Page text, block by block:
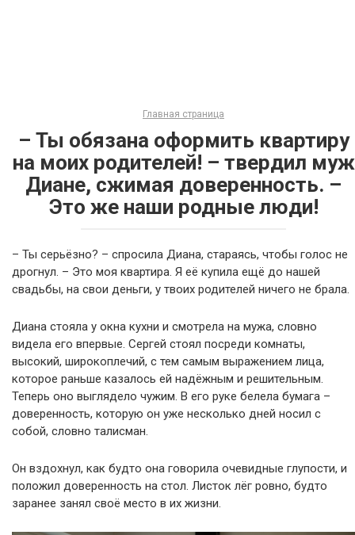
Главная страница
– Ты обязана оформить квартиру
на моих родителей! – твердил муж
Диане, сжимая доверенность. –
Это же наши родные люди!
– Ты серьёзно? – спросила Диана, стараясь, чтобы голос не
дрогнул. – Это моя квартира. Я её купила ещё до нашей
свадьбы, на свои деньги, у твоих родителей ничего не брала.
Диана стояла у окна кухни и смотрела на мужа, словно
видела его впервые. Сергей стоял посреди комнаты,
высокий, широкоплечий, с тем самым выражением лица,
которое раньше казалось ей надёжным и решительным.
Теперь оно выглядело чужим. В его руке белела бумага –
доверенность, которую он уже несколько дней носил с
собой, словно талисман.
Он вздохнул, как будто она говорила очевидные глупости, и
положил доверенность на стол. Листок лёг ровно, будто
заранее занял своё место в их жизни.